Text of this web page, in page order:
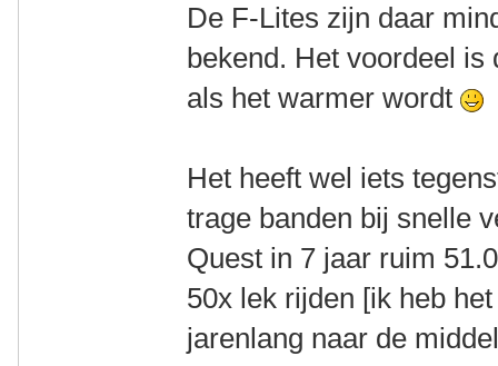
De F-Lites zijn daar
bekend. Het voordeel
als het warmer wordt
Het heeft wel iets
trage banden bij snelle
Quest in 7 jaar ruim
50x lek rijden [ik heb
jarenlang naar de